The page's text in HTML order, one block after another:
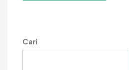
Cari